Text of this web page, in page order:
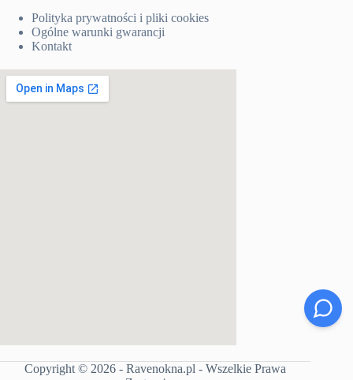
Polityka prywatności i pliki cookies
Ogólne warunki gwarancji
Kontakt
Copyright © 2026 - Ravenokna.pl - Wszelkie Prawa